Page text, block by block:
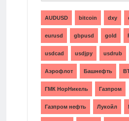
AUDUSD bitcoin dxy
eurusd gbpusd gold
usdcad usdjpy usdrub
Аэрофлот Башнефть
ГМК НорНикель Газпром
Газпром нефть Лукойл